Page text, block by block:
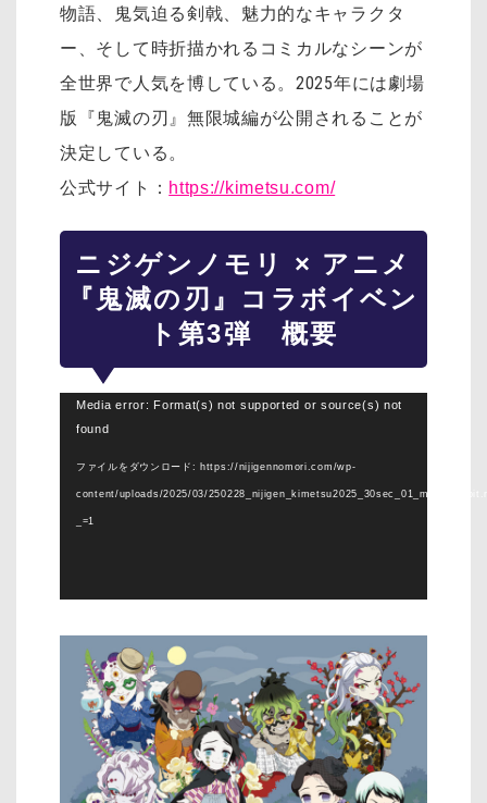
物語、鬼気迫る剣戟、魅力的なキャラクタ
ー、そして時折描かれるコミカルなシーンが
全世界で人気を博している。2025年には劇場
版『鬼滅の刃』無限城編が公開されることが
決定している。
公式サイト： https://kimetsu.com/
ニジゲンノモリ × アニメ
『鬼滅の刃』コラボイベン
ト第3弾 概要
Media error: Format(s) not supported or source(s) not
found
ファイルをダウンロード: https://nijigennomori.com/wp-
content/uploads/2025/03/
_=1